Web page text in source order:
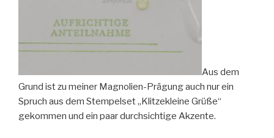
Aus dem
Grund ist zu meiner Magnolien-Prägung auch nur ein
Spruch aus dem Stempelset „Klitzekleine Grüße“
gekommen und ein paar durchsichtige Akzente.